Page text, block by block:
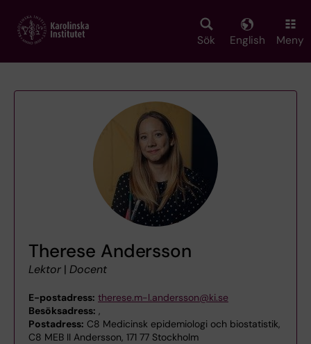
main
Sök English Meny
Therese Andersson
Lektor | Docent
E-postadress: therese.m-l.andersson@ki.se
Besöksadress: ,
Postadress: C8 Medicinsk epidemiologi och biostatistik,
C8 MEB II Andersson, 171 77 Stockholm